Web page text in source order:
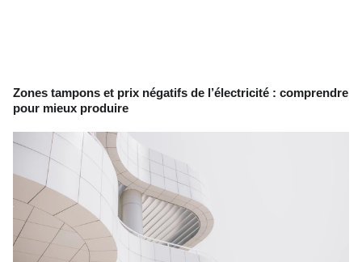
Zones tampons et prix négatifs de l’électricité : comprendre
pour mieux produire